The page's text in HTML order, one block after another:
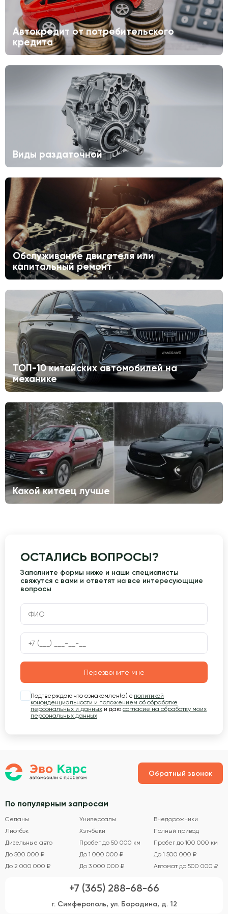
Автокредит от потребительского
кредита
Виды раздаточной
Обслуживание двигателя или
капитальный ремонт
ТОП-10 китайских автомобилей на
механике
Какой китаец лучше
ОСТАЛИСЬ ВОПРОСЫ?
Заполните формы ниже и наши специалисты
свяжутся с вами и ответят на все интересующщие
вопросы
Перезвоните мне
Подтверждаю что ознакомлен(а) с политикой
конфиденциальности и положением об обработке
персональных и данных и даю согласие на обработку моих
персональных данных
Обратный звонок
По популярным запросам
Седаны Универсалы
Внедорожники
Лифтбэк
Хэтчбеки
Полный привод
Дизельные авто
Пробег до 50 000 км
Пробег до 100 000 км
До 500 000 ₽
До 1 000 000 ₽
До 1 500 000 ₽
До 2 000 000 ₽
До 3 000 000 ₽ Автомат до 500 000 ₽
+7 (365) 288-68-66
г. Симферополь, ул. Бородина, д. 12